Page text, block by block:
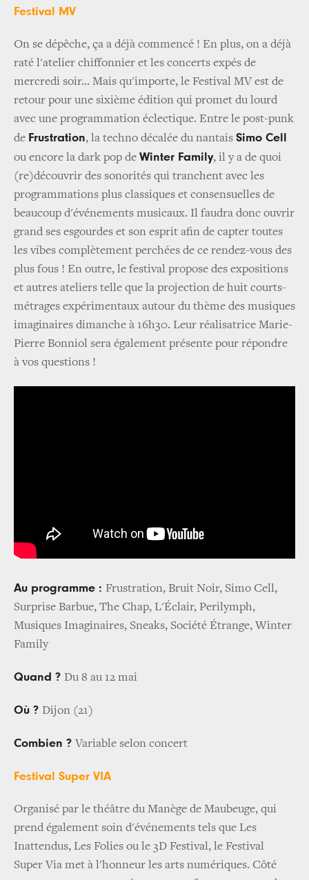
Festival MV
On se dépêche, ça a déjà commencé ! En plus, on a déjà
raté l'atelier chiffonnier et les concerts expés de
mercredi soir... Mais qu'importe, le Festival MV est de
retour pour une sixième édition qui promet du lourd
avec une programmation éclectique. Entre le post-punk
de Frustration, la techno décalée du nantais Simo Cell
ou encore la dark pop de Winter Family, il y a de quoi
(re)découvrir des sonorités qui tranchent avec les
programmations plus classiques et consensuelles de
beaucoup d'événements musicaux. Il faudra donc ouvrir
grand ses esgourdes et son esprit afin de capter toutes
les vibes complètement perchées de ce rendez-vous des
plus fous ! En outre, le festival propose des expositions
et autres ateliers telle que la projection de huit courts-
métrages expérimentaux autour du thème des musiques
imaginaires dimanche à 16h30. Leur réalisatrice Marie-
Pierre Bonniol sera également présente pour répondre
à vos questions !
Au programme : Frustration, Bruit Noir, Simo Cell,
Surprise Barbue, The Chap, L'Éclair, Perilymph,
Musiques Imaginaires, Sneaks, Société Étrange, Winter
Family
Quand ? Du 8 au 12 mai
Où ? Dijon (21)
Combien ?Variable selon concert
Festival Super VIA
Organisé par le théâtre du Manège de Maubeuge, qui
prend également soin d'événements tels que Les
Inattendus, Les Folies ou le 3D Festival, le Festival
Super Via met à l'honneur les arts numériques. Côté